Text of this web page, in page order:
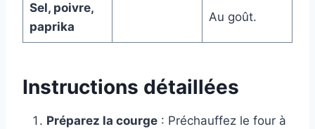
Sel, poivre,
paprika
Au goût.
Instructions détaillées
Préparez la courge : Préchauffez le four à